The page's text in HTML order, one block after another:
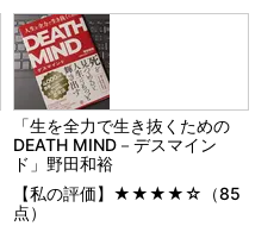
「生を全力で生き抜くための
DEATH MIND－デスマイン
ド」野田和裕
【私の評価】★★★★☆（85
点）